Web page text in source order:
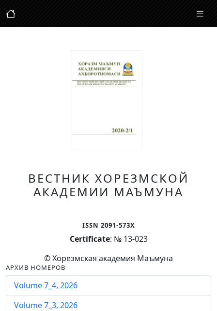
ВЕСТНИК ХОРЕЗМСКОЙ
АКАДЕМИИ МАЪМУНА
ISSN 2091-573X
Certificate: № 13-023
© Хорезмская академия Маъмуна
АРХИВ НОМЕРОВ
Volume 7_4, 2026
Volume 7_3, 2026